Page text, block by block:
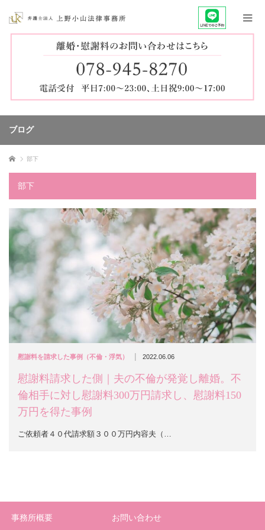
ブログ
ホーム 部下
部下
慰謝料を請求した事例（不倫・浮気） | 2022.06.06
慰謝料請求した側｜夫の不倫が発覚し離婚。不
倫相手に対し慰謝料300万円請求し、慰謝料150
万円を得た事例
ご依頼者４０代請求額３００万円内容夫（…
事務所概要 お問い合わせ